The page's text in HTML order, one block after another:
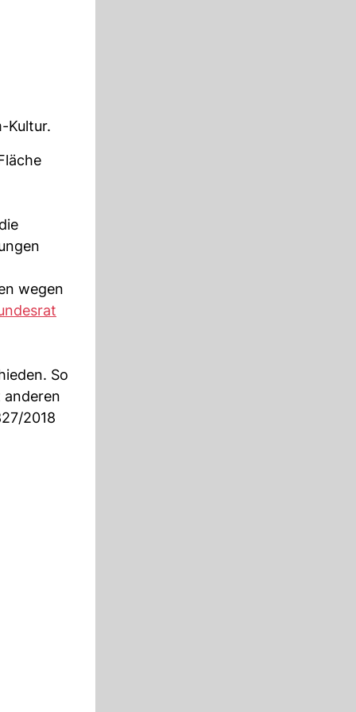
Kultur.
wegen
So
anderen
2018